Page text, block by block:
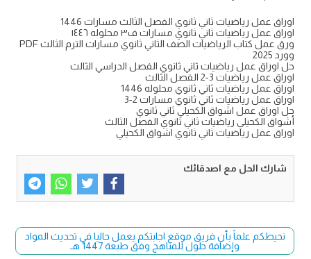
اوراق عمل رياضيات ثاني ثانوي الفصل الثالث مسارات 1446
اوراق عمل رياضيات ثاني ثانوي مسارات ف٣ محلوله ١٤٤٦
ورق عمل كتاب الرياضيات الصف الثاني ثانوي مسارات الترم الثالث PDF
وورد 2025
حل اوراق عمل رياضيات ثاني ثانوي الفصل الدراسي الثالث
اوراق عمل رياضيات 3-2 الفصل الثالث
اوراق عمل رياضيات ثاني ثانوي محلوله 1446
اوراق عمل رياضيات ثاني ثانوي مسارات 2-3
حل اوراق عمل اشواق الكحيلي ثاني ثانوي
أشواق الكحيلي رياضيات ثاني ثانوي الفصل الثالث
اوراق عمل رياضيات ثاني ثانوي اشواق الكحيلي
شارك الحل مع اصدقائك
نحيطكم علماً بأن فريق موقع اجابتكم يعمل حاليا في تحديث المواد
وإضافة حلول للمناهج وفق طبعة 1447 هـ